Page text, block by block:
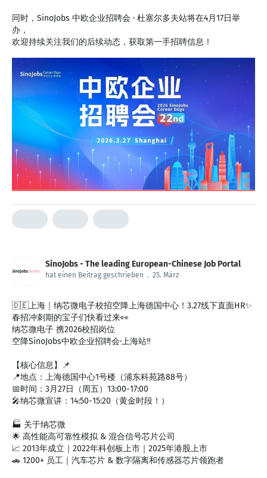
同时，SinoJobs 中欧企业招聘会 · 杜塞尔多夫站将在4月17日举
办，
欢迎持续关注我们的后续动态，获取第一手招聘信息！
SinoJobs - The leading European-Chinese Job Portal
hat einen Beitrag geschrieben . 25. März
🇩🇪上海｜纳芯微电子校招空降上海德国中心！3.27线下直面HR✨
春招冲刺期的宝子们快看过来👀
纳芯微电子 携2026校招岗位
空降SinoJobs中欧企业招聘会·上海站‼️
【核心信息】📌
📍地点：上海德国中心1号楼（浦东科苑路88号）
📅时间：3月27日（周五）13:00-17:00
🎤纳芯微宣讲：14:50-15:20（黄金时段！）
🏭 关于纳芯微
🌟 高性能高可靠性模拟 & 混合信号芯片公司
📈 2013年成立｜2022年科创板上市｜2025年港股上市
🚗 1200+ 员工｜汽车芯片 & 数字隔离和传感器芯片领跑者